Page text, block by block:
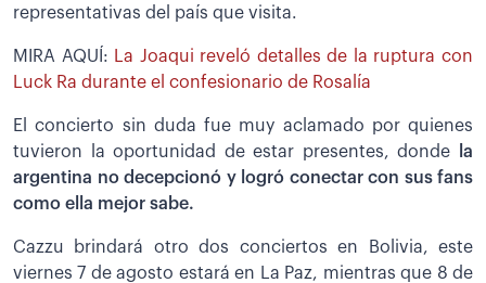
representativas del país que visita.
MIRA AQUÍ: La Joaqui reveló detalles de la ruptura con
Luck Ra durante el confesionario de Rosalía
El concierto sin duda fue muy aclamado por quienes
tuvieron la oportunidad de estar presentes, donde
la
argentina no decepcionó y logró conectar con sus fans
como ella mejor sabe.
Cazzu brindará otro dos conciertos en Bolivia, este
viernes 7 de agosto estará en La Paz, mientras que 8 de